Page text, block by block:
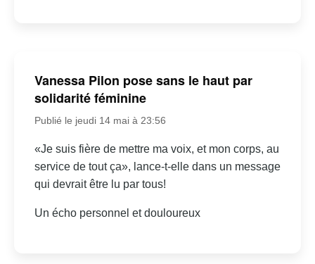
Vanessa Pilon pose sans le haut par
solidarité féminine
Publié le jeudi 14 mai à 23:56
«Je suis fière de mettre ma voix, et mon corps, au
service de tout ça», lance-t-elle dans un message
qui devrait être lu par tous!
Un écho personnel et douloureux